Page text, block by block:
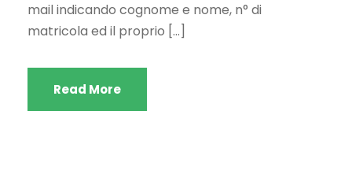
mail indicando cognome e nome, n° di
matricola ed il proprio […]
Read More